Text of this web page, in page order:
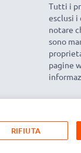
Tutti i
esclusi i
notare
sono
pagine
RIFIUTA